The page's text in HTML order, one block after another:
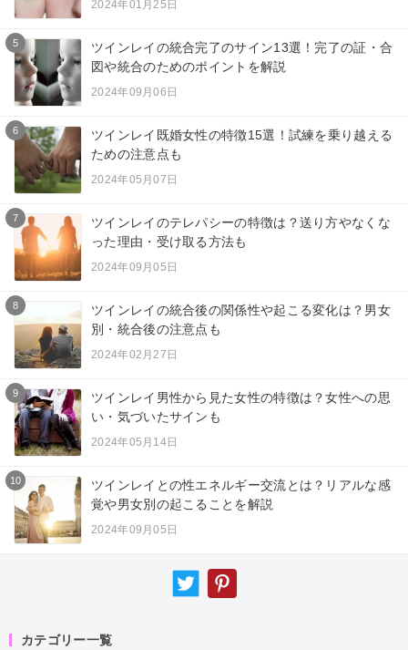
2024年01月25日
5
ツインレイの統合完了のサイン13選！完了の証・合
図や統合のためのポイントを解説
2024年09月06日
6
ツインレイ既婚女性の特徴15選！試練を乗り越える
ための注意点も
2024年05月07日
7
ツインレイのテレパシーの特徴は？送り方やなくな
った理由・受け取る方法も
2024年09月05日
8
ツインレイの統合後の関係性や起こる変化は？男女
別・統合後の注意点も
2024年02月27日
9
ツインレイ男性から見た女性の特徴は？女性への思
い・気づいたサインも
2024年05月14日
10
ツインレイとの性エネルギー交流とは？リアルな感
覚や男女別の起こることを解説
2024年09月05日
カテゴリー一覧